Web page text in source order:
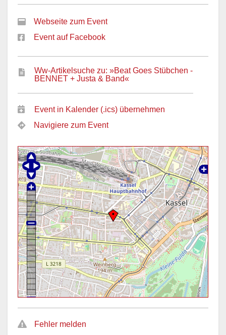
Webseite zum Event
Event auf Facebook
Ww-Artikelsuche zu: »Beat Goes Stübchen -
BENNET + Justa & Band«
Event in Kalender (.ics) übernehmen
Navigiere zum Event
Fehler melden